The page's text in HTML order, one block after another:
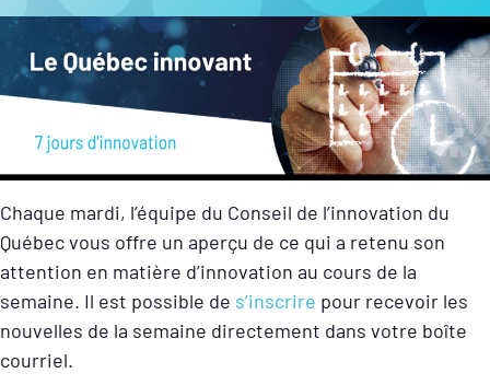
Chaque mardi, l’équipe du Conseil de l’innovation du
Québec vous offre un aperçu de ce qui a retenu son
attention en matière d’innovation au cours de la
semaine. Il est possible de s’inscrire pour recevoir les
nouvelles de la semaine directement dans votre boîte
courriel.